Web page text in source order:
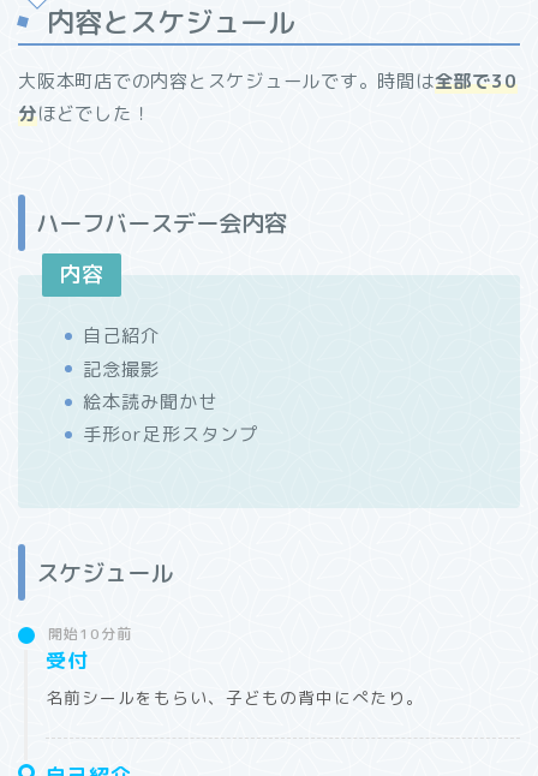
内容とスケジュール
大阪本町店での内容とスケジュールです。時間は全部で30
分ほどでした！
ハーフバースデー会内容
内容
自己紹介
記念撮影
絵本読み聞かせ
手形or足形スタンプ
スケジュール
開始10分前
受付
名前シールをもらい、子どもの背中にぺたり。